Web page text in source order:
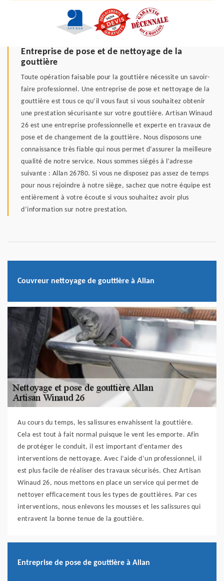
Entreprise de pose et de nettoyage de la
gouttière
Toute opération faisable pour la gouttière nécessite un savoir-
faire professionnel. Une entreprise de pose et nettoyage de la
gouttière est tous ce qu’il vous faut si vous souhaitez obtenir
une prestation sécurisante sur votre gouttière. Artisan Winaud
26 est une entreprise professionnelle et experte en travaux de
pose et de changement de la gouttière. Nous disposons une
connaissance très fiable qui nous permet d’assurer la meilleure
qualité de notre service. Nous sommes siégés à l’adresse
suivante : Allan 26780. Si vous ne disposez pas assez de temps
pour nous rejoindre à notre siège, sachez que notre équipe est
entièrement à votre écoute si vous souhaitez avoir plus
d’information sur notre prestation.
Couvreur nettoyage de gouttière à Allan
Au cours du temps, les salissures envahissent la gouttière.
Cela est tout à fait normal puisque le vent les emporte. Afin
de protéger le conduit, il est important d’entamer des
interventions de nettoyage. Avec l’aide d’un professionnel, il
est plus facile de réaliser des travaux sécurisés. Chez Artisan
Winaud 26, nous mettons en place un service qui permet de
nettoyer efficacement tous les types de gouttières. Par ces
interventions, nous enlevons les mousses et les salissures qui
entravent la bonne tenue de la gouttière.
Entreprise de pose de gouttière à Allan